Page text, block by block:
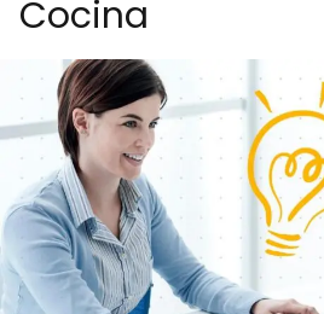
Cocina